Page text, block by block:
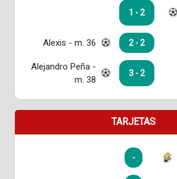
1 - 2
Alexis - m. 36 2 - 2
Alejandro Peña -
m. 38
3 - 2
TARJETAS
-